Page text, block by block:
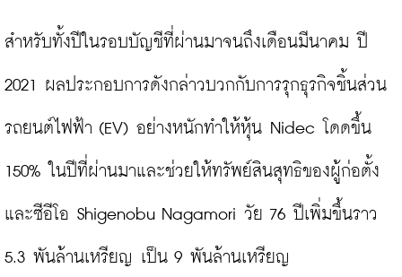
สำหรับทั้งปีในรอบบัญชีที่ผ่านมาจนถึงเดือนมีนาคม ปี
2021 ผลประกอบการดังกล่าวบวกกับการรุกธุรกิจชิ้นส่วน
รถยนต์ไฟฟ้า (EV) อย่างหนักทำให้หุ้น Nidec โดดขึ้น
150% ในปีที่ผ่านมาและช่วยให้ทรัพย์สินสุทธิของผู้ก่อตั้ง
และซีอีโอ Shigenobu Nagamori วัย 76 ปีเพิ่มขึ้นราว
5.3 พันล้านเหรียญ เป็น 9 พันล้านเหรียญ